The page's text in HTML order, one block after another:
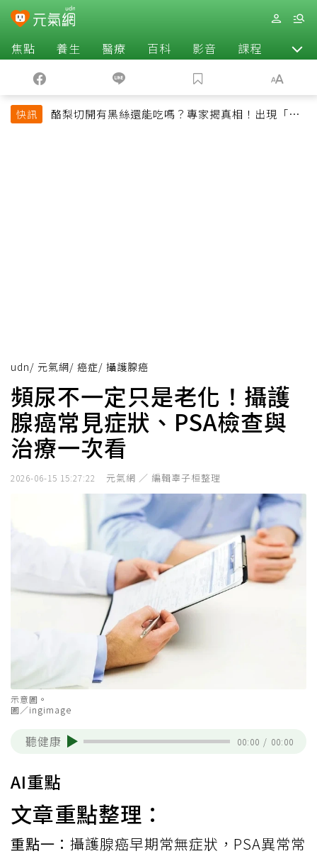
焦點 養生 醫療 百科 影音 課程 退休
快訊
酪梨切開有黑絲還能吃嗎？專家揭真相！出現「3情
udn/ 元氣網/ 癌症/ 攝護腺癌
頻尿不一定只是老化！攝護
腺癌常見症狀、PSA檢查與
治療一次看
2026-06-15 15:27:22 元氣網 ／ 編輯辜子桓整理
示意圖。
圖／ingimage
聽健康 00:00 / 00:00
AI重點
文章重點整理：
重點一： 攝護腺癌早期常無症狀，PSA異常常